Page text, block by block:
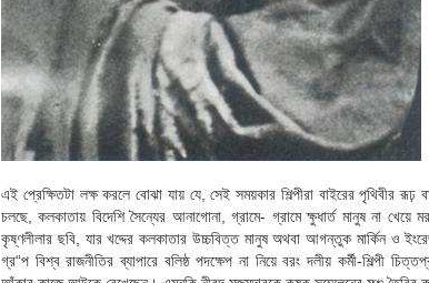
এই প্রেক্ষিতটা লক্ষ করলে বোঝা যায় যে, সেই সময়কার শিল্পীরা বাইরের পৃথিবীর রূঢ়
চলছে, কলকাতায় বিদেশি সৈন্যের আনাগোনা, গ্রামে- গ্রামে ক্ষুধার্ত মানুষ না
কৃষ্ণলীলার ছবি, যার খদ্দের কলকাতার উচ্চবিত্ত মানুষ অথবা আগন্তুক মার্কিন ও
গ্র“প বিশ্ব রাজনীতির ব্যাপারে বলিষ্ঠ পদক্ষেপ না নিয়ে বরং দলীয় কর্মী-শিল্পী